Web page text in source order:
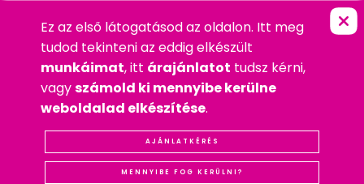
ACEBOO K -SI KER B I
GYAKRAN FELTETT KÉRDÉSEK
2025. DECEMBER 27. SZOMBAT
GYAKRAN FELTETT KÉRDÉSEK
#FACEBOOK
titka a technikában, az algoritmusokban vagy a „jól
bevált” marketingfogásokban rejlik. Én viszont nap
Ez az első látogatásod az oldalon. Itt meg
tudod tekinteni az eddig elkészült
munkáimat, itt árajánlatot tudsz kérni,
vagyszámold ki mennyibe kerülne
weboldalad elkészítése.
AJÁNLATKÉRÉS
MENNYIBE FOG KERÜLNI?